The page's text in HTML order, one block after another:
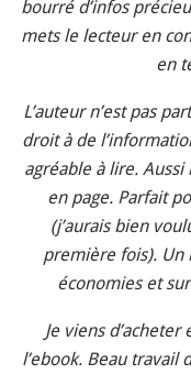
bourré d’infos
mets le lecteur en
en
L’auteur n’est pas
droit à de
agréable à lire. Aussi
en page. Parfait
(j’aurais bien
première fois). Un
économies et
Je viens
l’ebook. Beau travail